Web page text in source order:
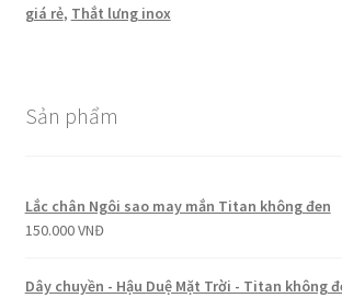
giá rẻ, Thắt lưng inox
Sản phẩm
Lắc chân Ngôi sao may mắn Titan không đen
150.000VNĐ
Dây chuyền - Hậu Duệ Mặt Trời - Titan không